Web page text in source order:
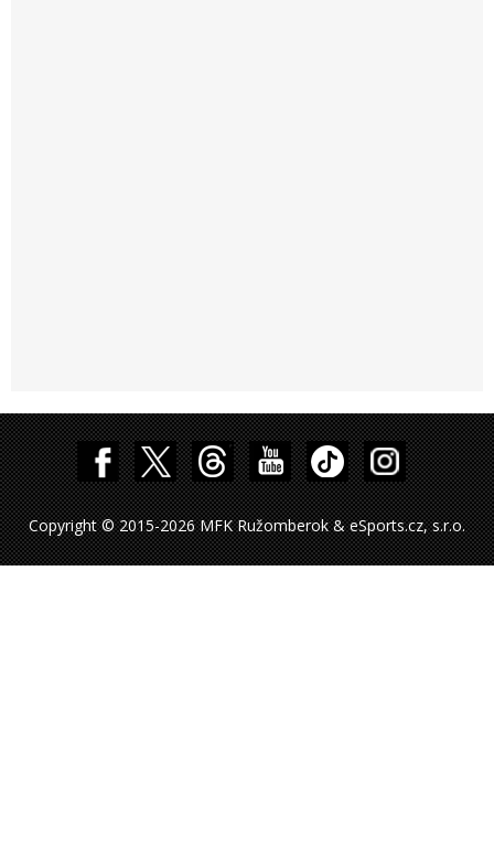
Copyright © 2015-2026 MFK Ružomberok & eSports.cz, s.r.o.